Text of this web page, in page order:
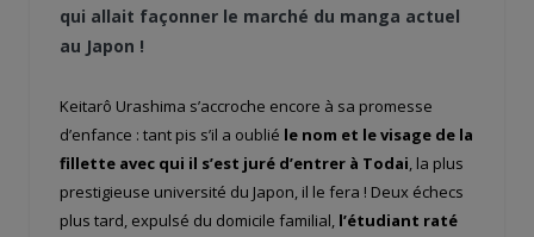
qui allait façonner le marché du manga actuel
au Japon !
Keitarô Urashima s’accroche encore à sa promesse
d’enfance : tant pis s’il a oublié le nom et le visage de la
fillette avec qui il s’est juré d’entrer à Todai, la plus
prestigieuse université du Japon, il le fera ! Deux échecs
plus tard, expulsé du domicile familial, l’étudiant raté